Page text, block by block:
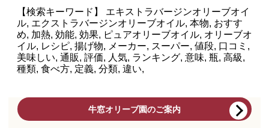
【検索キーワード】 エキストラバージンオリーブオイ
ル, エクストラバージンオリーブオイル, 本物, おすす
め, 加熱, 効能, 効果, ピュアオリーブオイル, オリーブオ
イル, レシピ, 揚げ物, メーカー, スーパー, 値段, 口コミ,
美味しい, 通販, 評価, 人気, ランキング, 意味, 瓶, 高級,
種類, 食べ方, 定義, 分類, 違い,
牛窓オリーブ園のご案内